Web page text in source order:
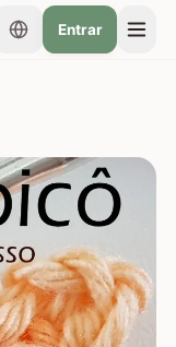
Entrar